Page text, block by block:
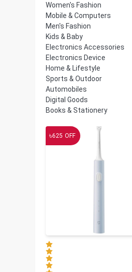
Women's Fashion
Mobile & Computers
Men's Fashion
Kids & Baby
Electronics Accessories
Electronics Device
Home & Lifestyle
Sports & Outdoor
Automobiles
Digital Goods
Books & Stationery
৳625 OFF